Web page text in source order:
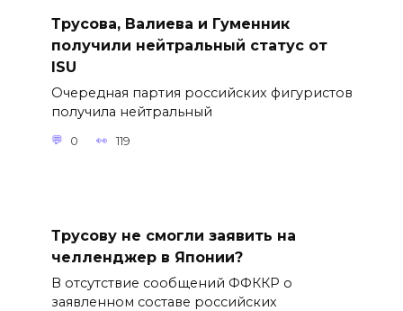
Трусова, Валиева и Гуменник
получили нейтральный статус от
ISU
Очередная партия российских фигуристов
получила нейтральный
0 119
Трусову не смогли заявить на
челленджер в Японии?
В отсутствие сообщений ФФККР о
заявленном составе российских